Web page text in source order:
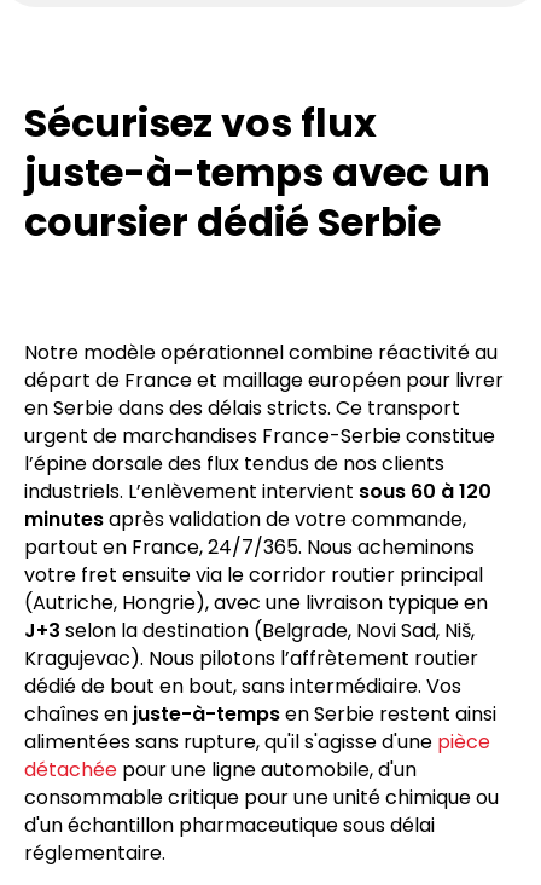
Sécurisez vos flux
juste-à-temps avec un
coursier dédié Serbie
Notre modèle opérationnel combine réactivité au
départ de France et maillage européen pour livrer
en Serbie dans des délais stricts. Ce transport
urgent de marchandises France-Serbie constitue
l’épine dorsale des flux tendus de nos clients
industriels. L’enlèvement intervient sous 60 à 120
minutesaprès validation de votre commande,
partout en France, 24/7/365. Nous acheminons
votre fret ensuite via le corridor routier principal
(Autriche, Hongrie), avec une livraison typique en
J+3 selon la destination (Belgrade, Novi Sad, Niš,
Kragujevac). Nous pilotons l’affrètement routier
dédié de bout en bout, sans intermédiaire. Vos
chaînes en juste-à-tempsen Serbie restent ainsi
alimentées sans rupture, qu'il s'agisse d'une pièce
détachée pour une ligne automobile, d'un
consommable critique pour une unité chimique ou
d'un échantillon pharmaceutique sous délai
réglementaire.